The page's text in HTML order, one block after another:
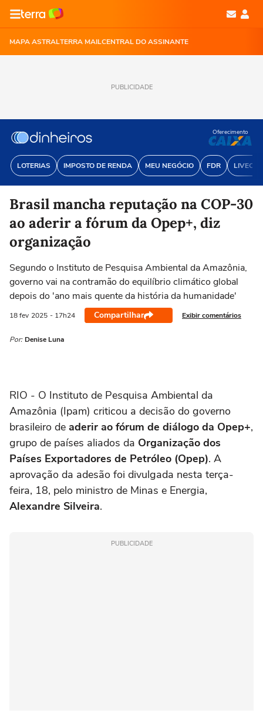
MAPA ASTRALTERRA MAILCENTRAL DO ASSINANTE
PUBLICIDADE
LOTERIAS IMPOSTO DE RENDA MEU NEGÓCIO FDR
Oferecimento
Brasil mancha reputação na COP-30
ao aderir a fórum da Opep+, diz
organização
Segundo o Instituto de Pesquisa Ambiental da Amazônia,
governo vai na contramão do equilíbrio climático global
depois do 'ano mais quente da história da humanidade'
18 fev 2025 - 17h24 Compartilhar Exibir comentários
Por: Denise Luna
RIO - O Instituto de Pesquisa Ambiental da
Amazônia (Ipam) criticou a decisão do governo
brasileiro de aderir ao fórum de diálogo da Opep+,
grupo de países aliados da Organização dos
Países Exportadores de Petróleo (Opep). A
aprovação da adesão foi divulgada nesta terça-
feira, 18, pelo ministro de Minas e Energia,
Alexandre Silveira.
PUBLICIDADE